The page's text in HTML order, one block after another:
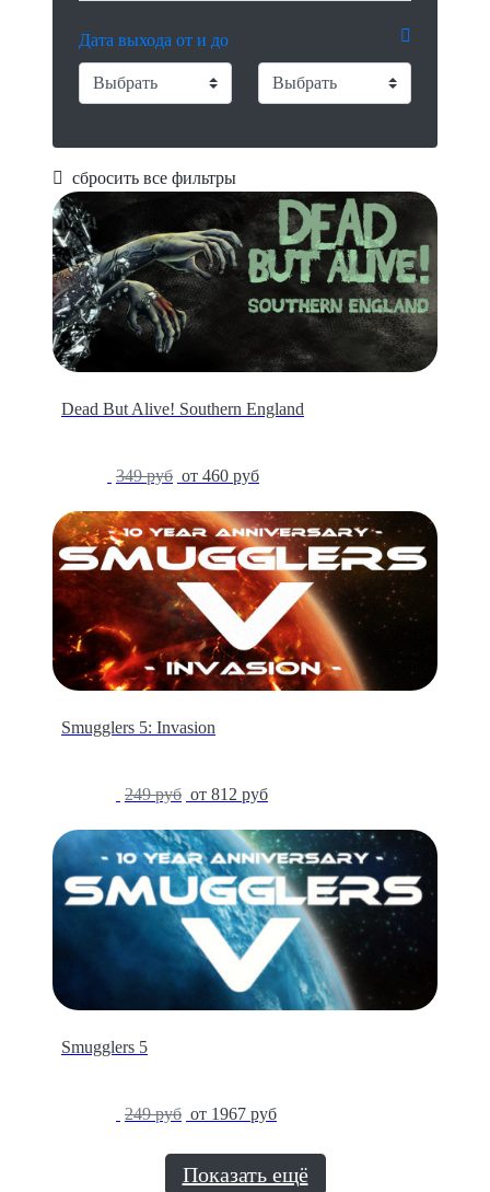
Dead But Alive! Southern England
349 руб от 460 руб
Smugglers 5: Invasion
249 руб от 812 руб
Smugglers 5
249 руб от 1967 руб
Показать ещё
Дата выхода от и до
сбросить все фильтры